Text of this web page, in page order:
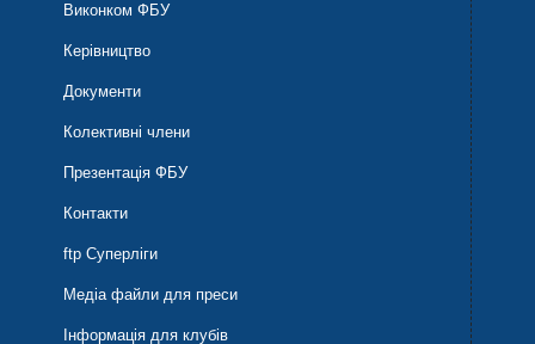
Виконком ФБУ
Керівництво
Документи
Колективні члени
Презентація ФБУ
Контакти
ftp Суперліги
Медіа файли для преси
Інформація для клубів